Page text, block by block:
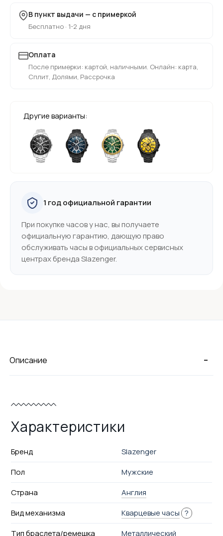
В пункт выдачи — с примеркой
Бесплатно · 1-2 дня
Оплата
После примерки: картой, наличными. Онлайн: карта,
Сплит, Долями, Рассрочка
Другие варианты:
1 год официальной гарантии
При покупке часов у нас, вы получаете
официальную гарантию, дающую право
обслуживать часы в официальных сервисных
центрах бренда Slazenger.
-
Описание
Характеристики
Бренд
Slazenger
Пол
Мужские
Страна
Англия
Вид механизма
Кварцевые часы ?
Тип браслета/ремешка
Металлический